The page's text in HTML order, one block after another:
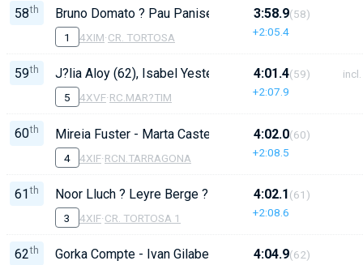
58th Bruno Domato ? Pau Panisello ? Joan R. Aloma ?
1 4XIM·CR. TORTOSA
3:58.9
+2:05.4
(58)
59th J?lia Aloy (62), Isabel Yeste (63), Josefa Benitez (69),
5 4XVF·RC.MAR?TIM
4:01.4
+2:07.9
(59) incl.
60th Mireia Fuster - Marta Castells - Laura P?rez - Blanca
4 4XIF·RCN.TARRAGONA
4:02.0
+2:08.5
(60)
61 th Noor Lluch ? Leyre Berge ? J?lia Fabra ? Al?xia
3 4XIF·CR. TORTOSA 1
4:02.1
+2:08.6
(61)
62th Gorka Compte - Ivan Gilabert - Eric Bayo - Manel
4:04.9(62)